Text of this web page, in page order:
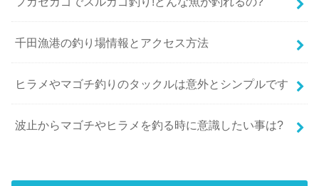
千田漁港の釣り場情報とアクセス方法
ヒラメやマゴチ釣りのタックルは意外とシンプルです
波止からマゴチやヒラメを釣る時に意識したい事は?